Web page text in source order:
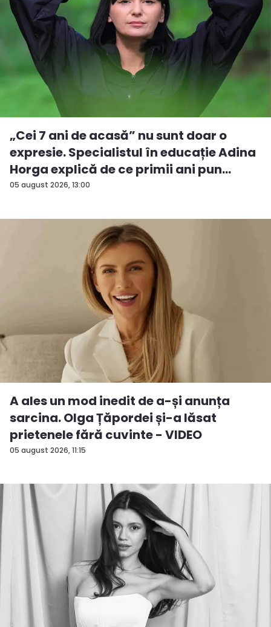
05 august 2026, 13:00
„Cei 7 ani de acasă” nu sunt doar o
expresie. Specialistul în educație Adina
Horga explică de ce primii ani pun
baze...
05 august 2026, 11:15
A ales un mod inedit de a-și anunța
sarcina. Olga Țăpordei și-a lăsat
prietenele fără cuvinte - VIDEO